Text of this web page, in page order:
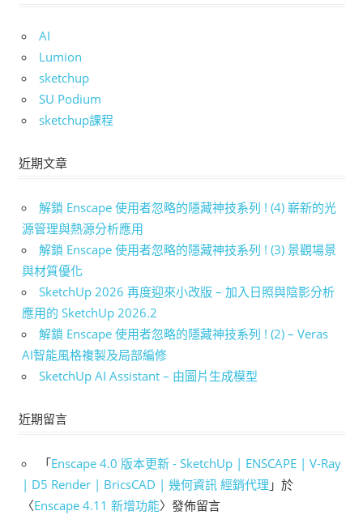
AI
Lumion
sketchup
SU Podium
sketchup課程
近期文章
解鎖 Enscape 使用者忽略的隱藏神技系列 ! (4) 嶄新的光
源管理與熱源分析應用
解鎖 Enscape 使用者忽略的隱藏神技系列 ! (3) 景觀場景
與材質優化
SketchUp 2026 再度迎來小改版 – 加入日照與陰影分析
應用的 SketchUp 2026.2
解鎖 Enscape 使用者忽略的隱藏神技系列 ! (2) – Veras
AI智能風格複製及局部編修
SketchUp AI Assistant – 由圖片生成模型
近期留言
「Enscape 4.0 版本更新 - SketchUp | ENSCAPE | V-Ray
| D5 Render | BricsCAD | 幾何資訊 經銷代理 」於
〈Enscape 4.11 新增功能〉發佈留言